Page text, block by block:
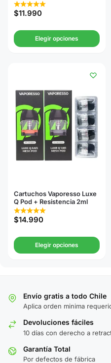
$11.990
Elegir opciones
Cartuchos Vaporesso Luxe
Q Pod + Resistencia 2ml
$14.990
Elegir opciones
Envío gratis a todo Chile
Aplica orden minima
Devoluciones fáciles
10 días con derecho a
Garantía Total
Por defectos de fábrica